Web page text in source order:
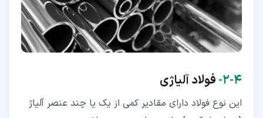
۴‏-‏۲‏- فولاد آلیاژی
این نوع فولاد دارای مقادیر کمی از یک یا چند عنصر آلیاژ